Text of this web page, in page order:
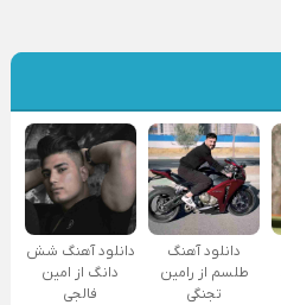
دانلود آهنگ
طلسم از رامین
تجنگی
دانلود آهنگ شش
دانگ از امین
فالجی